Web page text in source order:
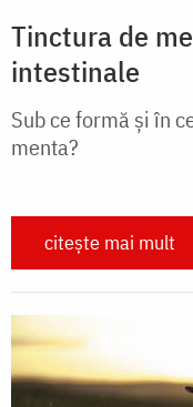
Tinctura de
intestinale
Sub ce formă şi în
menta?
citește mai mult